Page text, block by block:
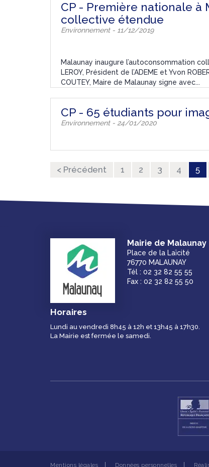
CP - Première nationale à
collective étendue
Environnement - 11/12/2019
Malaunay inaugure l’autoconsommation
LEROY, Président de l’ADEME et Yvon
COUTEY, Maire de Malaunay signe avec...
CP - 65 étudiants pour
Environnement - 24/01/2020
< Précédent 1 2 3 4 5
Mairie de Malaunay
Place de la Laïcité
76770 MALAUNAY
Tél : 02 32 82 55 55
Fax : 02 32 82 55 50
Horaires
Lundi au vendredi 8h45 à 12h et 13h45 à 17h30.
La Mairie est fermée le samedi.
Mentions légales Données personnelles